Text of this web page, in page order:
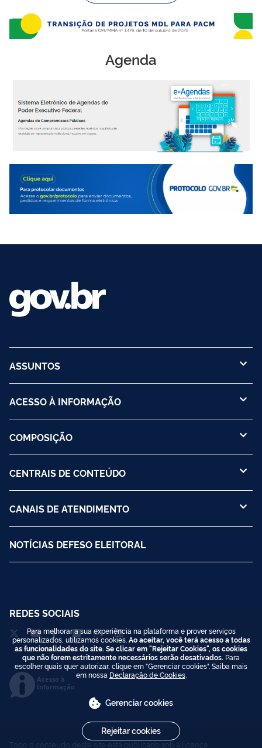
Agenda
ASSUNTOS
ACESSO À INFORMAÇÃO
COMPOSIÇÃO
CENTRAIS DE CONTEÚDO
CANAIS DE ATENDIMENTO
NOTÍCIAS DEFESO ELEITORAL
REDES SOCIAIS
Acesso à
Informação
Todo o conteúdo deste site está publicado sob a licença
Para melhorar a sua experiência na plataforma e prover serviços
personalizados, utilizamos cookies. Ao aceitar, você terá acesso a todas
as funcionalidades do site. Se clicar em "Rejeitar Cookies", os cookies
que não forem estritamente necessários serão desativados. Para
escolher quais quer autorizar, clique em "Gerenciar cookies". Saiba mais
em nossa Declaração de Cookies.
Gerenciar cookies
Rejeitar cookies